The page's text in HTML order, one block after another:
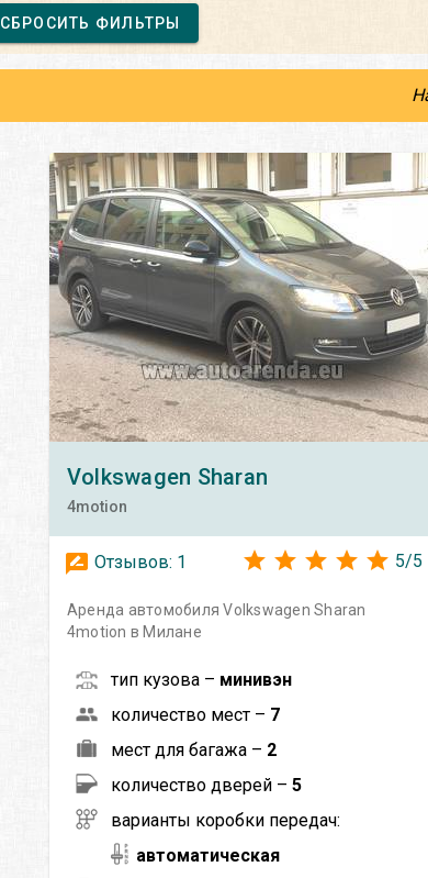
СБРОСИТЬ ФИЛЬТРЫ
Volkswagen Sharan
4motion
Отзывов: 1 5/5
Аренда автомобиля Volkswagen Sharan
4motion в Милане
тип кузова – минивэн
количество мест – 7
мест для багажа – 2
количество дверей – 5
варианты коробки передач:
автоматическая